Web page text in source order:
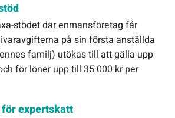
stödet där enmansföretag får
på sin första anställda
familj) utökas till att gälla upp
för löner upp till 35 000 kr per
expertskatt